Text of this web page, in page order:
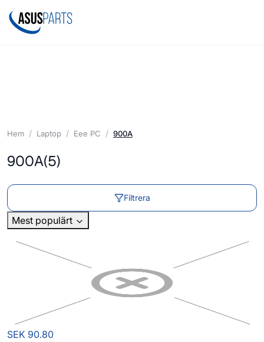
Hem Laptop Eee PC 900A
900A(5)
Filtrera
Mest populärt
SEK 90.80